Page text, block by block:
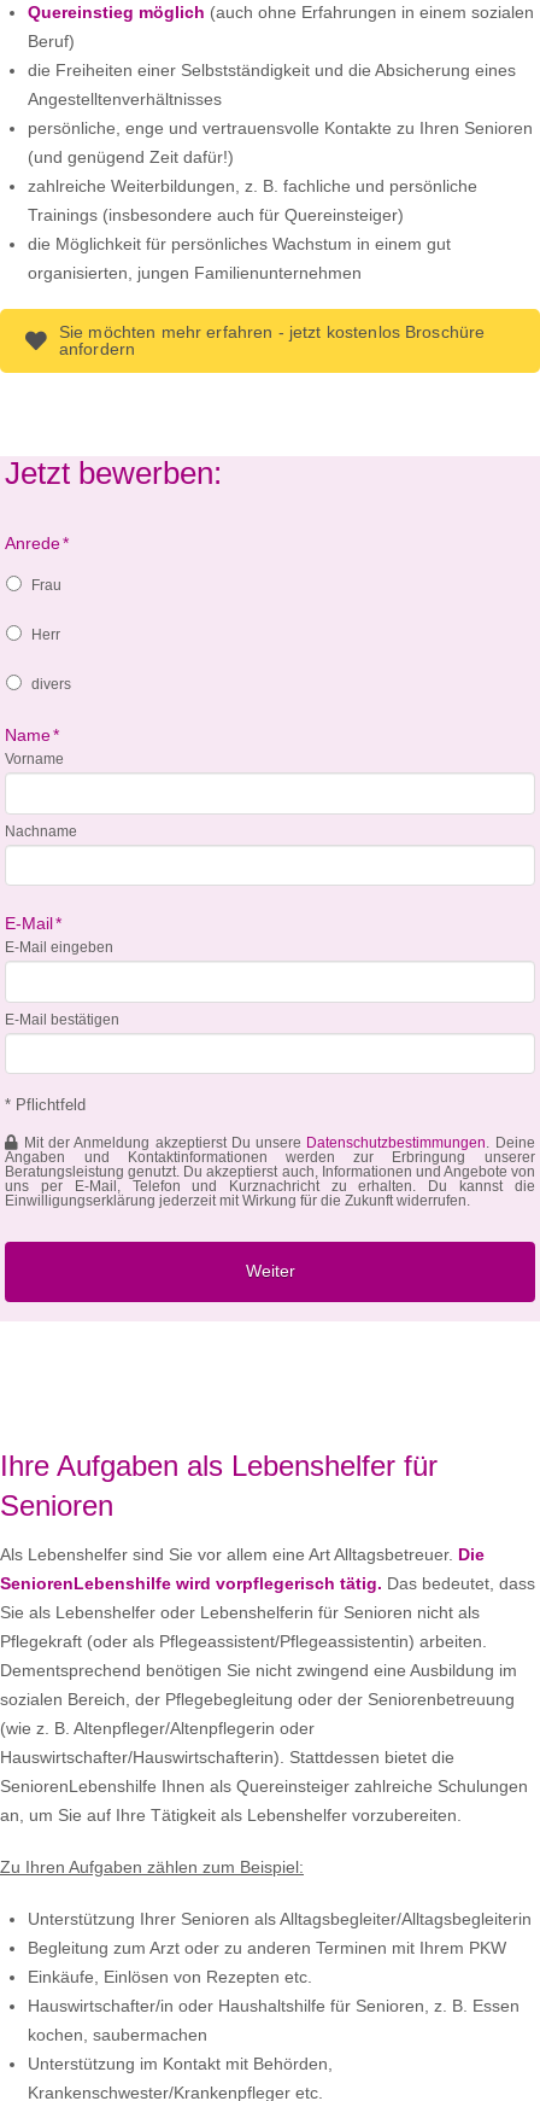
Quereinstieg möglich (auch ohne Erfahrungen in einem sozialen
Beruf)
die Freiheiten einer Selbstständigkeit und die Absicherung eines
Angestelltenverhältnisses
persönliche, enge und vertrauensvolle Kontakte zu Ihren Senioren
(und genügend Zeit dafür!)
zahlreiche Weiterbildungen, z. B. fachliche und persönliche
Trainings (insbesondere auch für Quereinsteiger)
die Möglichkeit für persönliches Wachstum in einem gut
organisierten, jungen Familienunternehmen
Sie möchten mehr erfahren - jetzt kostenlos Broschüre
anfordern
Jetzt bewerben:
Anrede*
Frau
Herr
divers
Name*
Vorname
Nachname
E-Mail*
E-Mail eingeben
E-Mail bestätigen
* Pflichtfeld
Mit der Anmeldung akzeptierst Du unsere Datenschutzbestimmungen. Deine
Angaben und Kontaktinformationen werden zur Erbringung unserer
Beratungsleistung genutzt. Du akzeptierst auch, Informationen und Angebote von
uns per E-Mail, Telefon und Kurznachricht zu erhalten. Du kannst die
Einwilligungserklärung jederzeit mit Wirkung für die Zukunft widerrufen.
Ihre Aufgaben als Lebenshelfer für
Senioren
Als Lebenshelfer sind Sie vor allem eine Art Alltagsbetreuer. Die
SeniorenLebenshilfe wird vorpflegerisch tätig. Das bedeutet, dass
Sie als Lebenshelfer oder Lebenshelferin für Senioren nicht als
Pflegekraft (oder als Pflegeassistent/Pflegeassistentin) arbeiten.
Dementsprechend benötigen Sie nicht zwingend eine Ausbildung im
sozialen Bereich, der Pflegebegleitung oder der Seniorenbetreuung
(wie z. B. Altenpfleger/Altenpflegerin oder
Hauswirtschafter/Hauswirtschafterin). Stattdessen bietet die
SeniorenLebenshilfe Ihnen als Quereinsteiger zahlreiche Schulungen
an, um Sie auf Ihre Tätigkeit als Lebenshelfer vorzubereiten.
Zu Ihren Aufgaben zählen zum Beispiel:
Unterstützung Ihrer Senioren als Alltagsbegleiter/Alltagsbegleiterin
Begleitung zum Arzt oder zu anderen Terminen mit Ihrem PKW
Einkäufe, Einlösen von Rezepten etc.
Hauswirtschafter/in oder Haushaltshilfe für Senioren, z. B. Essen
kochen, saubermachen
Unterstützung im Kontakt mit Behörden,
Krankenschwester/Krankenpfleger etc.